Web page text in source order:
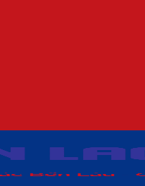
AN LẠC
AN LẠC